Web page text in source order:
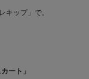
キップ」で。
ート」